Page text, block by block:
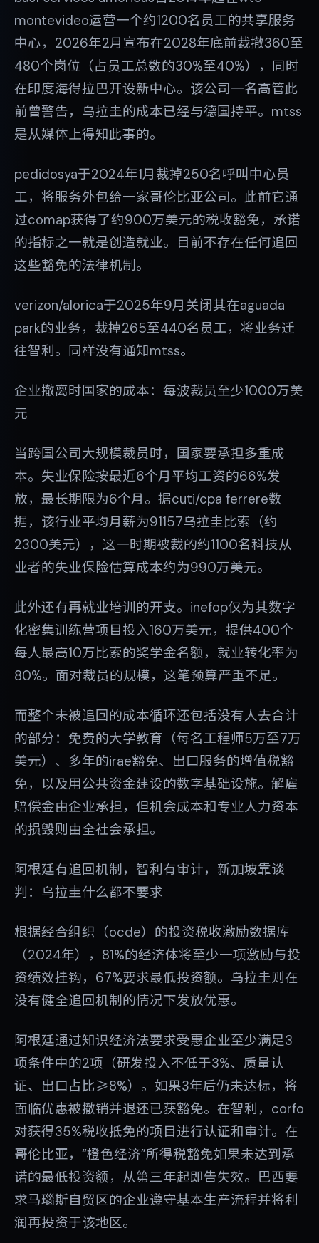
montevideo运营一个约1200名员工的共享服务
中心，2026年2月宣布在2028年底前裁撤360至
480个岗位（占员工总数的30%至40%），同时
在印度海得拉巴开设新中心。该公司一名高管此
前曾警告，乌拉圭的成本已经与德国持平。mtss
是从媒体上得知此事的。
pedidosya于2024年1月裁掉250名呼叫中心员
工，将服务外包给一家哥伦比亚公司。此前它通
过comap获得了约900万美元的税收豁免，承诺
的指标之一就是创造就业。目前不存在任何追回
这些豁免的法律机制。
verizon/alorica于2025年9月关闭其在aguada
park的业务，裁掉265至440名员工，将业务迁
往智利。同样没有通知mtss。
企业撤离时国家的成本：每波裁员至少1000万美
元
当跨国公司大规模裁员时，国家要承担多重成
本。失业保险按最近6个月平均工资的66%发
放，最长期限为6个月。据cuti/cpa ferrere数
据，该行业平均月薪为91157乌拉圭比索（约
2300美元），这一时期被裁的约1100名科技从
业者的失业保险估算成本约为990万美元。
此外还有再就业培训的开支。inefop仅为其数字
化密集训练营项目投入160万美元，提供400个
每人最高10万比索的奖学金名额，就业转化率为
80%。面对裁员的规模，这笔预算严重不足。
而整个未被追回的成本循环还包括没有人去合计
的部分：免费的大学教育（每名工程师5万至7万
美元）、多年的irae豁免、出口服务的增值税豁
免，以及用公共资金建设的数字基础设施。解雇
赔偿金由企业承担，但机会成本和专业人力资本
的损毁则由全社会承担。
阿根廷有追回机制，智利有审计，新加坡靠谈
判：乌拉圭什么都不要求
根据经合组织（ocde）的投资税收激励数据库
（2024年），81%的经济体将至少一项激励与投
资绩效挂钩，67%要求最低投资额。乌拉圭则在
没有健全追回机制的情况下发放优惠。
阿根廷通过知识经济法要求受惠企业至少满足3
项条件中的2项（研发投入不低于3%、质量认
证、出口占比≥8%）。如果3年后仍未达标，将
面临优惠被撤销并退还已获豁免。在智利，corfo
对获得35%税收抵免的项目进行认证和审计。在
哥伦比亚，“橙色经济”所得税豁免如果未达到承
诺的最低投资额，从第三年起即告失效。巴西要
求马瑙斯自贸区的企业遵守基本生产流程并将利
润再投资于该地区。